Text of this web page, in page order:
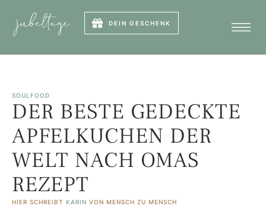
DEIN GESCHENK
SOULFOOD
DER BESTE GEDECKTE
APFELKUCHEN DER
WELT NACH OMAS
REZEPT
HIER SCHREIBT KARIN VON MENSCH ZU MENSCH